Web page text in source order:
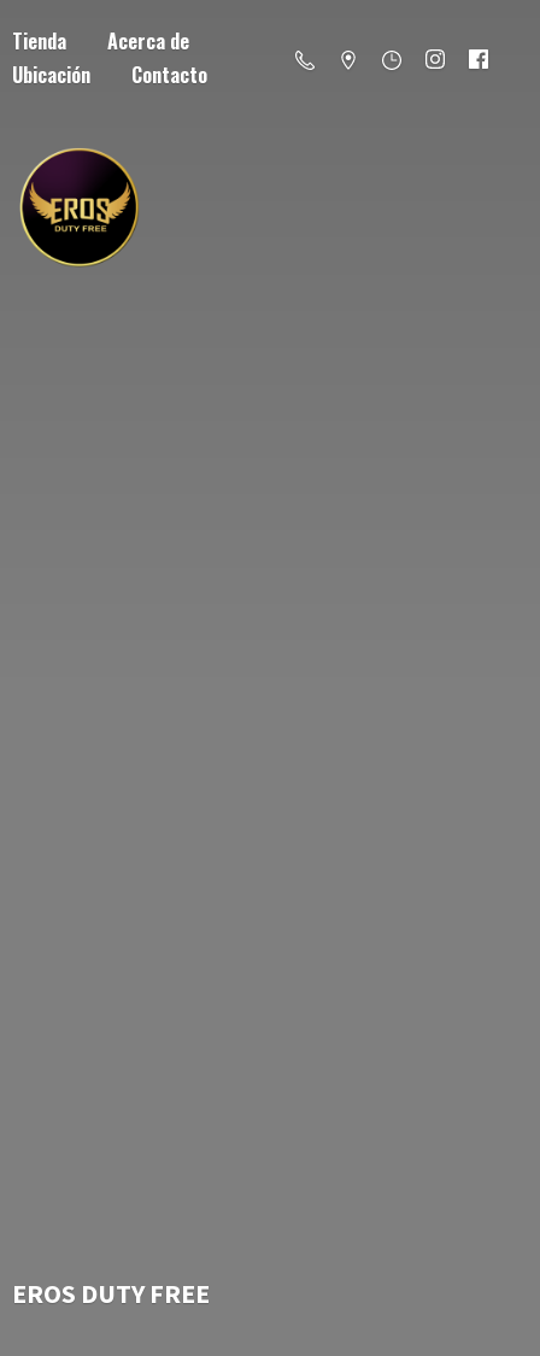
Tienda
Acerca de
Ubicación
Contacto
EROS DUTY FREE